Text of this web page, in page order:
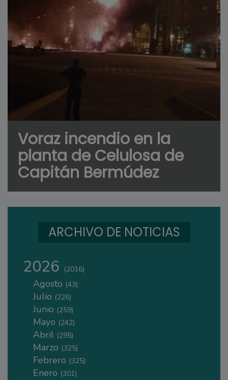
Voraz incendio en la
planta de Celulosa de
Capitán Bermúdez
ARCHIVO DE NOTICIAS
2026 (2016)
Agosto (43)
Julio (226)
Junio (259)
Mayo (242)
Abril (295)
Marzo (325)
Febrero (325)
Enero (301)